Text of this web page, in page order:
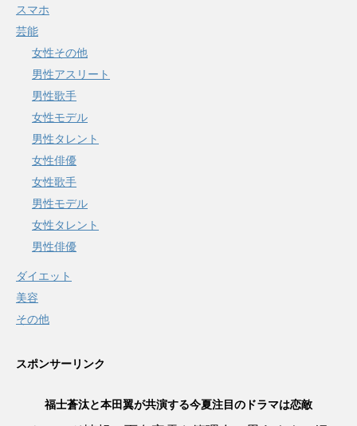
スマホ
芸能
女性その他
男性アスリート
男性歌手
女性モデル
男性タレント
女性俳優
女性歌手
男性モデル
女性タレント
男性俳優
ダイエット
美容
その他
スポンサーリンク
福士蒼汰と本田翼が共演する今夏注目のドラマは恋敵